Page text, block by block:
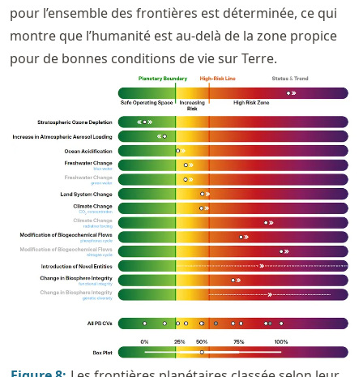
pour l’ensemble des frontières est déterminée, ce qui
montre que l’humanité est au-delà de la zone propice
pour de bonnes conditions de vie sur Terre.